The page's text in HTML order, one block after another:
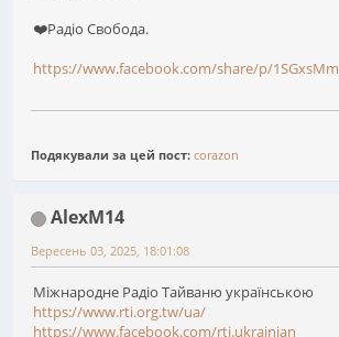
❤️Радіо Свобода.
https://www.facebook.com/share/p/
Подякували за цей пост: corazon
AlexM14
Вересень 03, 2025, 18:01:08
Міжнародне Радіо Тайваню українською
https://www.rti.org.tw/ua/
https://www.facebook.com/rti.ukrainian